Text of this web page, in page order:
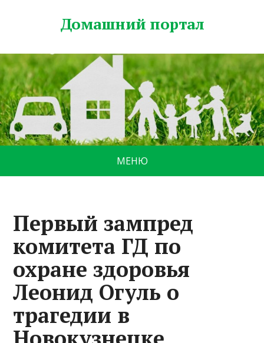
Домашний портал
МЕНЮ
Первый зампред
комитета ГД по
охране здоровья
Леонид Огуль о
трагедии в